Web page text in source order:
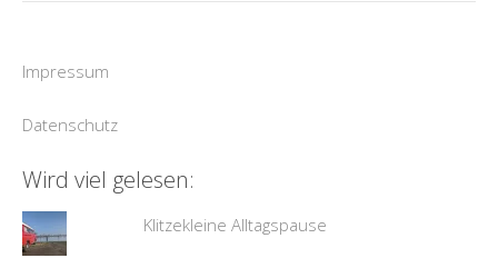
Impressum
Datenschutz
Wird viel gelesen:
Klitzekleine Alltagspause